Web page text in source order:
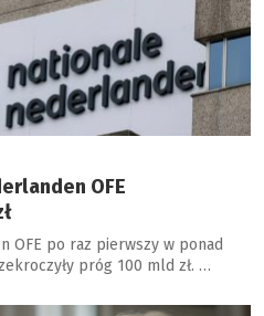
OFE
OFE po raz pierwszy w ponad
próg 100 mld zł. …